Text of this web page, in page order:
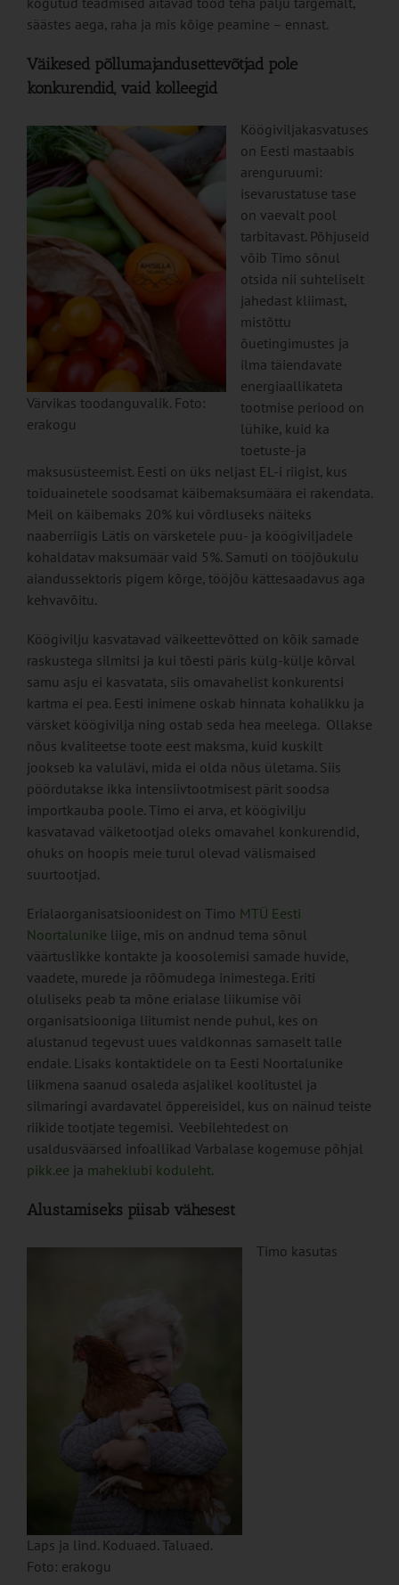
säästes aega, raha ja mis kõige peamine – ennast.
Väikesed põllumajandusettevõtjad pole
konkurendid, vaid kolleegid
Värvikas toodanguvalik. Foto:
erakogu
Köögiviljakasvatuses
on Eesti mastaabis
arenguruumi:
isevarustatuse tase
on vaevalt pool
tarbitavast. Põhjuseid
võib Timo sõnul
otsida nii suhteliselt
jahedast kliimast,
mistõttu
õuetingimustes ja
ilma täiendavate
energiaallikateta
tootmise periood on
lühike, kuid ka
toetuste-ja
maksusüsteemist. Eesti on üks neljast EL-i riigist, kus
toiduainetele soodsamat käibemaksumäära ei rakendata.
Meil on käibemaks 20% kui võrdluseks näiteks
naaberriigis Lätis on värsketele puu- ja köögiviljadele
kohaldatav maksumäär vaid 5%. Samuti on tööjõukulu
aiandussektoris pigem kõrge, tööjõu kättesaadavus aga
kehvavõitu.
Köögivilju kasvatavad väikeettevõtted on kõik samade
raskustega silmitsi ja kui tõesti päris külg-külje kõrval
samu asju ei kasvatata, siis omavahelist konkurentsi
kartma ei pea. Eesti inimene oskab hinnata kohalikku ja
värsket köögivilja ning ostab seda hea meelega. Ollakse
nõus kvaliteetse toote eest maksma, kuid kuskilt
jookseb ka valulävi, mida ei olda nõus ületama. Siis
pöördutakse ikka intensiivtootmisest pärit soodsa
importkauba poole. Timo ei arva, et köögivilju
kasvatavad väiketootjad oleks omavahel konkurendid,
ohuks on hoopis meie turul olevad välismaised
suurtootjad.
Erialaorganisatsioonidest on Timo MTÜ Eesti
Noortalunike liige, mis on andnud tema sõnul
väärtuslikke kontakte ja koosolemisi samade huvide,
vaadete, murede ja rõõmudega inimestega. Eriti
oluliseks peab ta mõne erialase liikumise või
organisatsiooniga liitumist nende puhul, kes on
alustanud tegevust uues valdkonnas sarnaselt talle
endale. Lisaks kontaktidele on ta Eesti Noortalunike
liikmena saanud osaleda asjalikel koolitustel ja
silmaringi avardavatel õppereisidel, kus on näinud teiste
riikide tootjate tegemisi. Veebilehtedest on
usaldusväärsed infoallikad Varbalase kogemuse põhjal
pikk.ee ja maheklubi koduleht.
Alustamiseks piisab vähesest
Laps ja lind. Koduaed. Taluaed.
Foto: erakogu
Timo kasutas